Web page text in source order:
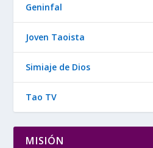
Geninfal
Joven Taoista
Simiaje de Dios
Tao TV
MISIÓN